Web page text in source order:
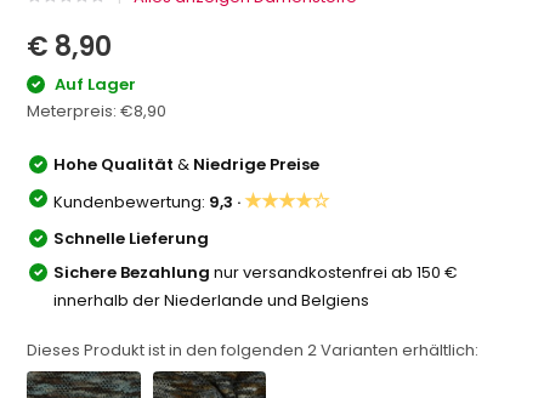
€ 8,90
Auf Lager
Meterpreis:€8,90
Hohe Qualität& Niedrige Preise
Kundenbewertung: 9,3 ·★★★★☆
Schnelle Lieferung
Sichere Bezahlung nur versandkostenfrei ab 150 €
innerhalb der Niederlande und Belgiens
Dieses Produkt ist in den folgenden2Varianten erhältlich: